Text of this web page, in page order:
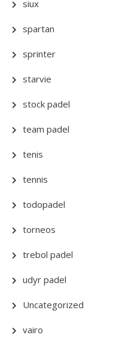
siux
spartan
sprinter
starvie
stock padel
team padel
tenis
tennis
todopadel
torneos
trebol padel
udyr padel
Uncategorized
vairo